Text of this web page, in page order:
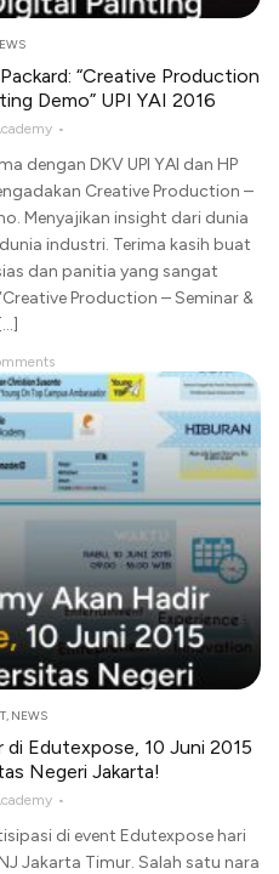
“Creative Production
Demo” UPI YAI 2016
dengan DKV UPI YAI dan HP
Creative Production –
Menyajikan insight dari dunia
industri. Terima kasih buat
dan panitia yang sangat
Production – Seminar &
[…]
NEWS
Edutexpose, 10 Juni 2015
Negeri Jakarta!
di event Edutexpose hari
Jakarta Timur. Salah satu nara